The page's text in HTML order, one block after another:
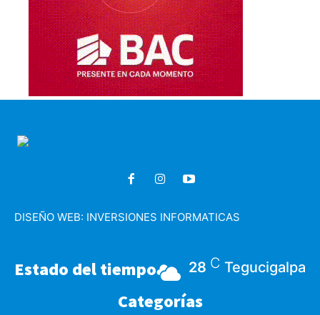
DISEÑO WEB: INVERSIONES INFORMATICAS
Estado del tiempo 28 C Tegucigalpa
Categorías